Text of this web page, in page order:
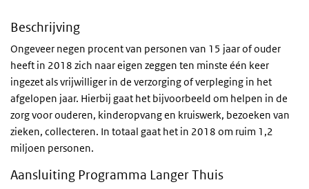
Beschrijving
Ongeveer negen procent van personen van 15 jaar of ouder
heeft in 2018 zich naar eigen zeggen ten minste één keer
ingezet als vrijwilliger in de verzorging of verpleging in het
afgelopen jaar. Hierbij gaat het bijvoorbeeld om helpen in de
zorg voor ouderen, kinderopvang en kruiswerk, bezoeken van
zieken, collecteren. In totaal gaat het in 2018 om ruim 1,2
miljoen personen.
Aansluiting Programma Langer Thuis